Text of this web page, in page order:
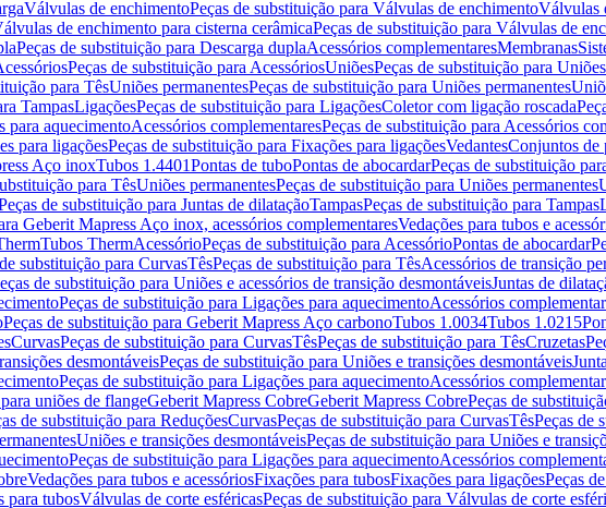
Válvulas de enchimentoPeças de substituição para Válvulas de enchimentoVálvulas
de enchimento para cisterna cerâmicaPeças de substituição para Válvulas de
Peças de substituição para Descarga duplaAcessórios complementaresMembranas
Peças de substituição para AcessóriosUniõesPeças de substituição para Uniões
para TêsUniões permanentesPeças de substituição para Uniões permanentes
TampasLigaçõesPeças de substituição para LigaçõesColetor com ligação roscada
para aquecimentoAcessórios complementaresPeças de substituição para Acessórios
para ligaçõesPeças de substituição para Fixações para ligaçõesVedantesConjuntos de
Aço inoxTubos 1.4401Pontas de tuboPontas de abocardarPeças de substituição
para TêsUniões permanentesPeças de substituição para Uniões permanentes
de substituição para Juntas de dilataçãoTampasPeças de substituição para Tampas
Geberit Mapress Aço inox, acessórios complementaresVedações para tubos e
Tubos ThermAcessórioPeças de substituição para AcessórioPontas de abocardar
substituição para CurvasTêsPeças de substituição para TêsAcessórios de transição
de substituição para Uniões e acessórios de transição desmontáveisJuntas de
Peças de substituição para Ligações para aquecimentoAcessórios
Peças de substituição para Geberit Mapress Aço carbonoTubos 1.0034Tubos 1.0215
CurvasPeças de substituição para CurvasTêsPeças de substituição para TêsCruzetas
desmontáveisPeças de substituição para Uniões e transições desmontáveis
Peças de substituição para Ligações para aquecimentoAcessórios
uniões de flangeGeberit Mapress CobreGeberit Mapress CobrePeças de
de substituição para ReduçõesCurvasPeças de substituição para CurvasTêsPeças de
Uniões e transições desmontáveisPeças de substituição para Uniões e
Peças de substituição para Ligações para aquecimentoAcessórios
Vedações para tubos e acessóriosFixações para tubosFixações para ligaçõesPeças
para tubosVálvulas de corte esféricasPeças de substituição para Válvulas de corte